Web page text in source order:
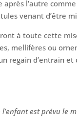
après l’autre
venant d’être
à toute cette
mellifères ou
regain d’entrain
l’enfant est prévu le